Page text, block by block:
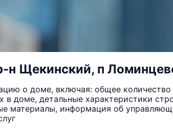
н Щекинский, п
о доме, включая: общее количество
доме, детальные характеристики
материалы, информация об